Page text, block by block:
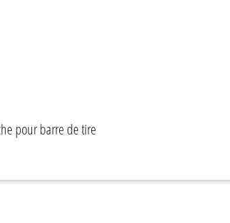
pour barre de tire